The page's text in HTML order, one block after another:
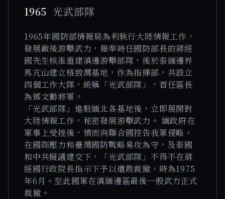
1965 光武部隊
1965年國防部情報局為利執行大陸情報工作，
發展敵後游擊武力，報奉時任國防部長的蔣經
國先生核准重建滇邊游擊部隊，後於泰緬邊界
馬亢山建立格致灣基地，作為指揮部，共設立
四個工作大隊，統稱「光武部隊」，首任區長
為鄧文勷將軍。
「光武部隊」進駐緬北各基地後，立即展開對
大陸情報工作，秘密發展游擊武力。 緬政府在
軍事上受挫後，憤而向聯合國控告我軍侵略。
在國際壓力和臺灣國防戰略易攻為守，及泰國
和中共擬議建交下，「光武部隊」不得不在蔣
經國行政院長指示下予以遣散裁撤，時為1975
年6月。至此國軍在滇緬邊區最後一股武力正式
裁撤。